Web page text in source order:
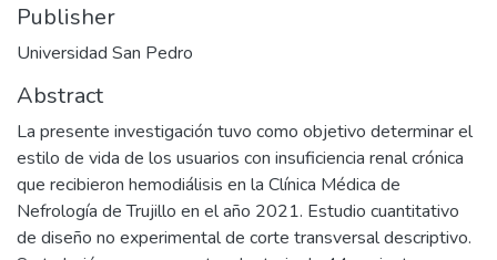
Publisher
Universidad San Pedro
Abstract
La presente investigación tuvo como objetivo determinar el
estilo de vida de los usuarios con insuficiencia renal crónica
que recibieron hemodiálisis en la Clínica Médica de
Nefrología de Trujillo en el año 2021. Estudio cuantitativo
de diseño no experimental de corte transversal descriptivo.